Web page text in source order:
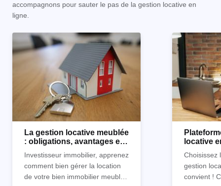
accompagnons pour sauter le pas de la gestion locative en
ligne.
La gestion locative meublée
: obligations, avantages et
Investisseur immobilier, apprenez
comment bien gérer la location
de votre bien immobilier meublé !
locative
Choisissez
gestion
convient !